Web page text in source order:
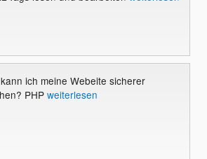
ich meine Webeite sicherer
PHP weiterlesen